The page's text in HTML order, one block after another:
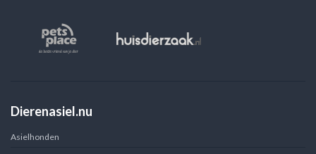
Dierenasiel.nu
Asielhonden